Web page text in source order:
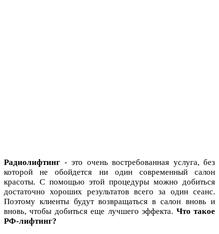
Радиолифтинг - это очень востребованная услуга, без
которой не обойдется ни один современный салон
красоты. С помощью этой процедуры можно добиться
достаточно хороших результатов всего за один сеанс.
Поэтому клиенты будут возвращаться в салон вновь и
вновь, чтобы добиться еще лучшего эффекта. Что такое
РФ-лифтинг?